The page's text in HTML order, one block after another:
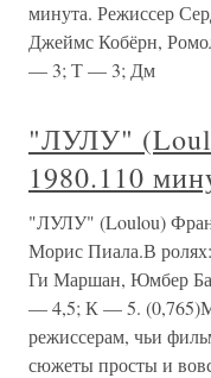
минута. Режиссер
Джеймс Кобёрн,
— 3; Т — 3; Дм
"ЛУЛУ"
1980.110
"ЛУЛУ" (Loulou)
Морис Пиала.В
Ги Маршан, Юмбер
— 4,5; К — 5.
режиссерам, чьи
сюжеты просты и